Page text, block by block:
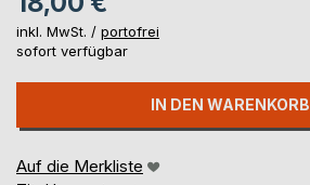
inkl. MwSt. / portofrei
sofort verfügbar
IN DEN WARENKORB
Auf die Merkliste